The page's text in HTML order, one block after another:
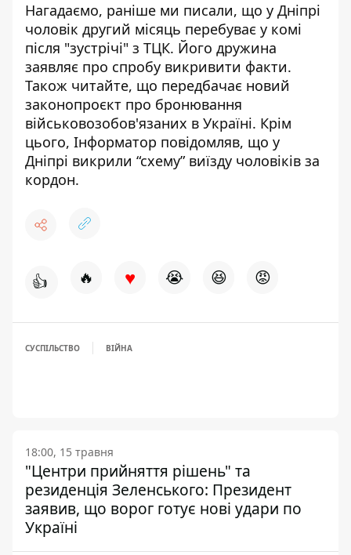
Нагадаємо, раніше ми писали, що у Дніпрі
чоловік другий місяць перебуває у комі
після "зустрічі" з ТЦК. Його дружина
заявляє про спробу викривити факти.
Також читайте, що передбачає новий
законопроєкт про бронювання
військовозобов'язаних в Україні. Крім
цього, Інформатор повідомляв, що у
Дніпрі викрили “схему” виїзду чоловіків за
кордон.
👍 🔥 ♥ 😭 😆 😡
СУСПІЛЬСТВО ВІЙНА
18:00, 15 травня
"Центри прийняття рішень" та
резиденція Зеленського: Президент
заявив, що ворог готує нові удари по
Україні